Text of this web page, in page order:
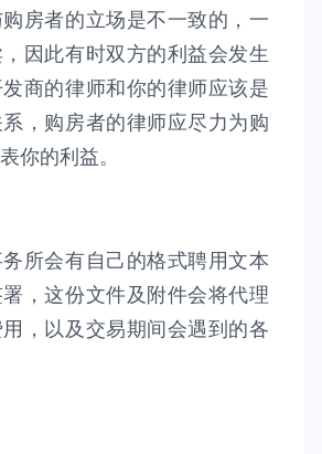
房者的立场是不一致的，一
因此有时双方的利益会发生
商的律师和你的律师应该是
，购房者的律师应尽力为购
你的利益。
所会有自己的格式聘用文本
，这份文件及附件会将代理
，以及交易期间会遇到的各